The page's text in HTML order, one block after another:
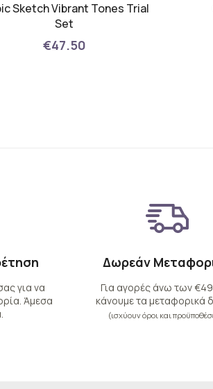
Sketch Vibrant Tones Trial
Set
€47.50
για να
Άμεσα
Δωρεάν
Για αγορές άνω των
κάνουμε τα μεταφορικά
(ισχύουν όροι και